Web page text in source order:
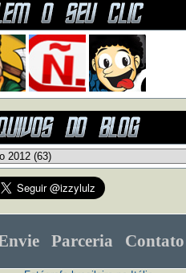
Parceria Contato